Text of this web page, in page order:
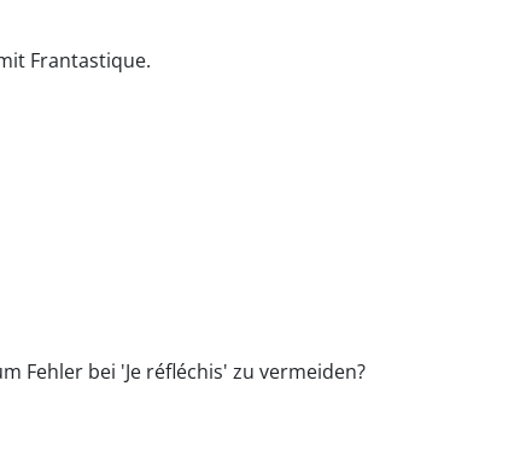
Frantastique.
Fehler bei 'Je réfléchis' zu vermeiden?